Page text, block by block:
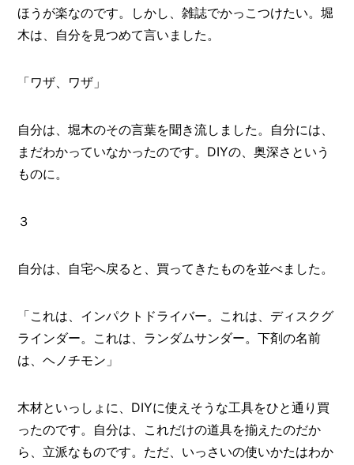
ほうが楽なのです。しかし、雑誌でかっこつけたい。堀
木は、自分を見つめて言いました。
「ワザ、ワザ」
自分は、堀木のその言葉を聞き流しました。自分には、
まだわかっていなかったのです。DIYの、奥深さという
ものに。
３
自分は、自宅へ戻ると、買ってきたものを並べました。
「これは、インパクトドライバー。これは、ディスクグ
ラインダー。これは、ランダムサンダー。下剤の名前
は、ヘノチモン」
木材といっしょに、DIYに使えそうな工具をひと通り買
ったのです。自分は、これだけの道具を揃えたのだか
ら、立派なものです。ただ、いっさいの使いかたはわか